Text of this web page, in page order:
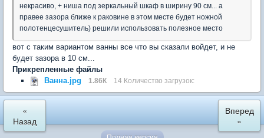
некрасиво, + ниша под зеркальный шкаф в ширину 90 см... а
правее зазора ближе к раковине в этом месте будет ножной
полотенцесушитель) решили использовать полезное место
вот с таким вариантом ванны все что вы сказали войдет, и не
будет зазора в 10 см...
Прикрепленные файлы
Ванна.jpg
1.86К 14 Количество загрузок:
«
Назад
Вперед
»